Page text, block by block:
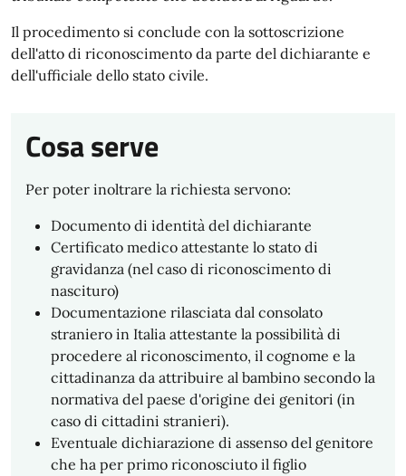
Il procedimento si conclude con la sottoscrizione
dell'atto di riconoscimento da parte del dichiarante e
dell'ufficiale dello stato civile.
Cosa serve
Per poter inoltrare la richiesta servono:
Documento di identità del dichiarante
Certificato medico attestante lo stato di
gravidanza (nel caso di riconoscimento di
nascituro)
Documentazione rilasciata dal consolato
straniero in Italia attestante la possibilità di
procedere al riconoscimento, il cognome e la
cittadinanza da attribuire al bambino secondo la
normativa del paese d'origine dei genitori (in
caso di cittadini stranieri).
Eventuale dichiarazione di assenso del genitore
che ha per primo riconosciuto il figlio